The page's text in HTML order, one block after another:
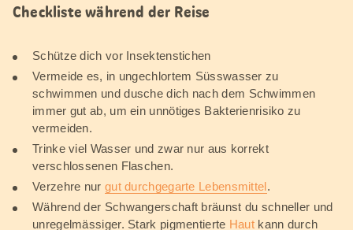
Checkliste während der Reise
Schütze dich vor Insektenstichen
Vermeide es, in ungechlortem Süsswasser zu
schwimmen und dusche dich nach dem Schwimmen
immer gut ab, um ein unnötiges Bakterienrisiko zu
vermeiden.
Trinke viel Wasser und zwar nur aus korrekt
verschlossenen Flaschen.
Verzehre nur gut durchgegarte Lebensmittel.
Während der Schwangerschaft bräunst du schneller und
unregelmässiger. Stark pigmentierte Haut kann durch